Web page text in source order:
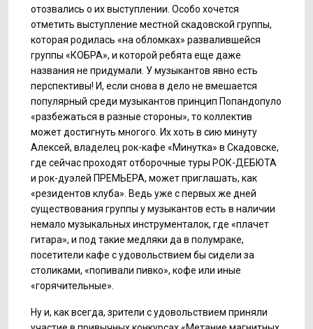
отозвались о их выступлении. Особо хочется
отметить выступление местной скадовской группы,
которая родилась «на обломках» развалившейся
группы «КОБРА», и которой ребята еще даже
названия не придумали. У музыкантов явно есть
перспективы! И, если снова в дело не вмешается
популярный среди музыкантов принцип Попандопуло
«разбежаться в разные стороны», то коллектив
может достигнуть многого. Их хоть в сию минуту
Алексей, владелец рок-кафе «Минутка» в Скадовске,
где сейчас проходят отборочные туры РОК-ДЕБЮТА
и рок-дуэлей ПРЕМЬЕРА, может приглашать, как
«резидентов клуба». Ведь уже с первых же дней
существования группы у музыкантов есть в наличии
немало музыкальных инструменталок, где «плачет
гитара», и под такие медляки да в полумраке,
посетители кафе с удовольствием бы сидели за
столиками, «попивали пивко», кофе или иные
«горячительные».
Ну и, как всегда, зрители с удовольствием приняли